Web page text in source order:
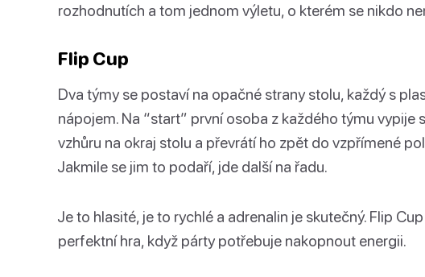
rozhodnutích a tom jednom výletu, o kterém se nikdo
Flip Cup
Dva týmy se postaví na opačné strany stolu, každý s
nápojem. Na “start” první osoba z každého týmu vypije
vzhůru na okraj stolu a převrátí ho zpět do vzpřímené
Jakmile se jim to podaří, jde další na řadu.
Je to hlasité, je to rychlé a adrenalin je skutečný. Flip
perfektní hra, když párty potřebuje nakopnout energii.